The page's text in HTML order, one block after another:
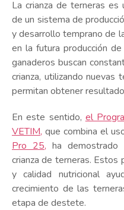
La crianza de terneras
de un sistema de
y desarrollo temprano de
en la futura producción
ganaderos buscan
crianza, utilizando
permitan obtener
En este sentido, el
VETIM, que combina el
Pro 25, ha
crianza de terneras. Estos
y calidad nutricional
crecimiento de las
etapa de destete.